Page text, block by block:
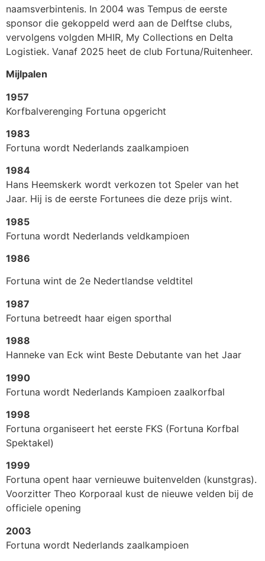
naamsverbintenis. In 2004 was Tempus de eerste
sponsor die gekoppeld werd aan de Delftse clubs,
vervolgens volgden MHIR, My Collections en Delta
Logistiek. Vanaf 2025 heet de club Fortuna/Ruitenheer.
Mijlpalen
1957
Korfbalverenging Fortuna opgericht
1983
Fortuna wordt Nederlands zaalkampioen
1984
Hans Heemskerk wordt verkozen tot Speler van het
Jaar. Hij is de eerste Fortunees die deze prijs wint.
1985
Fortuna wordt Nederlands veldkampioen
1986
Fortuna wint de 2e Nedertlandse veldtitel
1987
Fortuna betreedt haar eigen sporthal
1988
Hanneke van Eck wint Beste Debutante van het Jaar
1990
Fortuna wordt Nederlands Kampioen zaalkorfbal
1998
Fortuna organiseert het eerste FKS (Fortuna Korfbal
Spektakel)
1999
Fortuna opent haar vernieuwe buitenvelden (kunstgras).
Voorzitter Theo Korporaal kust de nieuwe velden bij de
officiele opening
2003
Fortuna wordt Nederlands zaalkampioen